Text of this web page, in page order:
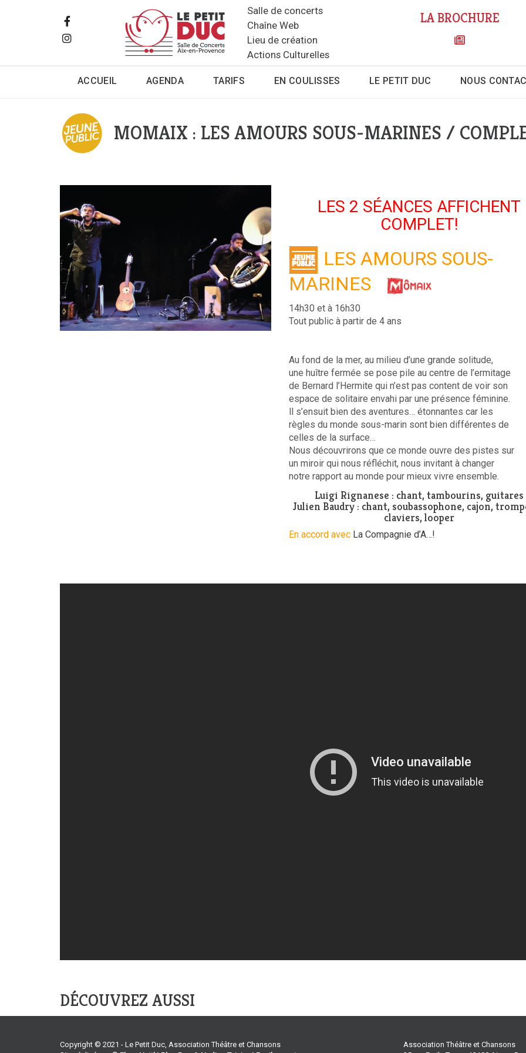
Salle de concerts
Chaîne Web
Lieu de création
Actions Culturelles
LA BROCHURE
ACCUEIL AGENDA TARIFS EN COULISSES LE PETIT DUC NOUS
MOMAIX : LES AMOURS SOUS-MARINES /
LES 2 SÉANCES AFFICHENT
COMPLET!
LES AMOURS SOUS-
MARINES
14h30 et à 16h30
Tout public à partir de 4 ans
Au fond de la mer, au milieu d’une grande solitude,
une huître fermée se pose pile au centre de l’ermitage
de Bernard l’Hermite qui n’est pas content de voir son
espace de solitaire envahi par une présence féminine.
ll s’ensuit bien des aventures… étonnantes car les
règles du monde sous-marin sont bien différentes de
celles de la surface…
Nous découvrirons que ce monde ouvre des pistes sur
un miroir qui nous réfléchit, nous invitant à changer
notre rapport au monde pour mieux vivre ensemble.
Luigi Rignanese : chant, tambourins, guitares
Julien Baudry : chant, soubassophone, cajon,
claviers, looper
En accord avec La Compagnie d’A…!
DÉCOUVREZ AUSSI
Copyright © 2021 - Le Petit Duc, Association Théâtre et Chansons
Association Théâtre et Chansons